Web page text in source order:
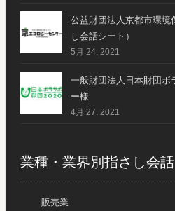
公益財団法人京都市環境
し会話シート）
5月 24, 2021
一般財団法人日本財団ボ
ー様
4月 27, 2021
業種・業界別指さし会話
販売業